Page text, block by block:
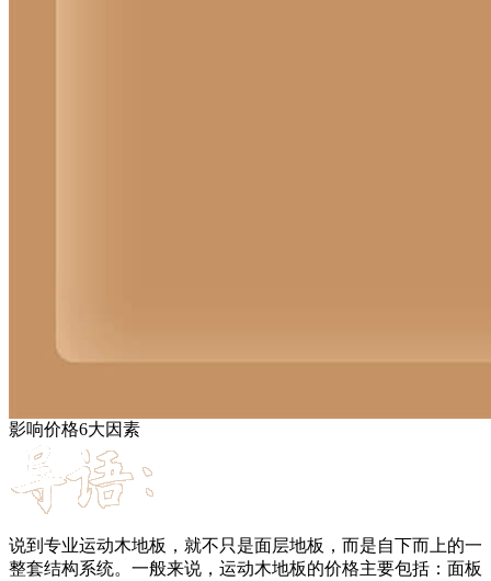
影响价格6大因素
说到专业运动木地板，就不只是面层地板，而是自下而上的一
整套结构系统。一般来说，运动木地板的价格主要包括：面板